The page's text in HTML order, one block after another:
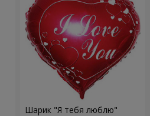
Шарик "Я тебя люблю"